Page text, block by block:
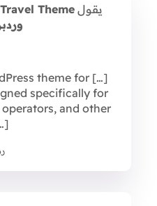
يقول
theme for
specifically for
and other